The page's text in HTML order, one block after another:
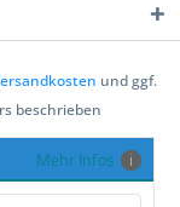
und ggf.
beschrieben
Mehr Infos